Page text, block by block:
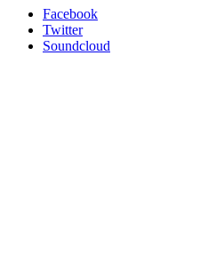
Facebook
Twitter
Soundcloud